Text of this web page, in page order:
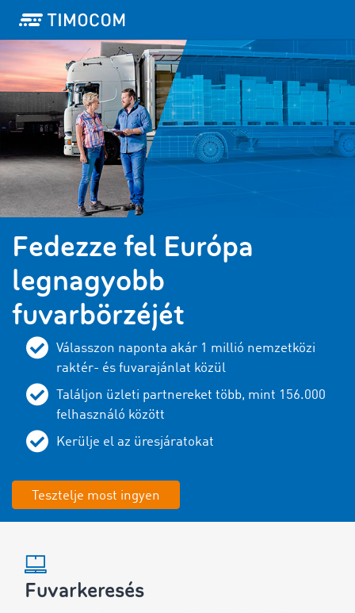
Fedezze fel Európa
legnagyobb
fuvarbörzéjét
Válasszon naponta akár 1 millió nemzetközi
raktér- és fuvarajánlat közül
Találjon üzleti partnereket több, mint 156.000
felhasználó között
Kerülje el az üresjáratokat
Tesztelje most ingyen
Fuvarkeresés